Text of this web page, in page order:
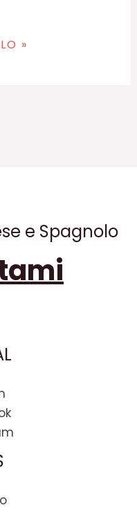
e Spagnolo